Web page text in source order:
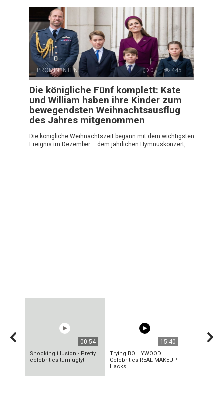
PROMINENTEN 0 445
Die königliche Fünf komplett: Kate
und William haben ihre Kinder zum
bewegendsten Weihnachtsausflug
des Jahres mitgenommen
Die königliche Weihnachtszeit begann mit dem wichtigsten
Ereignis im Dezember – dem jährlichen Hymnuskonzert,
00:54
Shocking illusion - Pretty
celebrities turn ugly!
15:40
Trying BOLLYWOOD
Celebrities REAL MAKEUP
Hacks